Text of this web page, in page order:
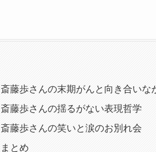
斎藤歩さんの末期がんと向き合いな
斎藤歩さんの揺るがない表現哲学
斎藤歩さんの笑いと涙のお別れ会
まとめ